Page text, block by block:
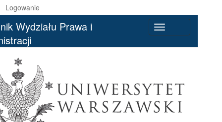
Logowanie
navigation
Wydziału Prawa i